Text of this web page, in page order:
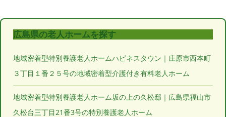
広島県の老人ホームを探す
地域密着型特別養護老人ホームハピネスタウン｜庄原市西本町
３丁目１番２５号の地域密着型介護付き有料老人ホーム
地域密着型特別養護老人ホーム坂の上の久松邸｜広島県福山市
久松台三丁目21番3号の特別養護老人ホーム